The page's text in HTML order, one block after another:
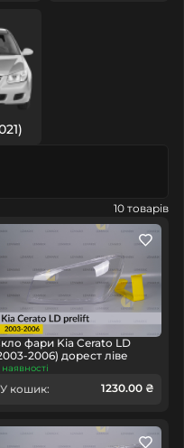
10 товарів
фари Kia Cerato LD
2006) дорест ліве
У кошик: 1230.00 ₴